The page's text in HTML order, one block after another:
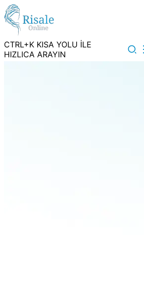
CTRL+K KISA YOLU İLE
HIZLICA ARAYIN